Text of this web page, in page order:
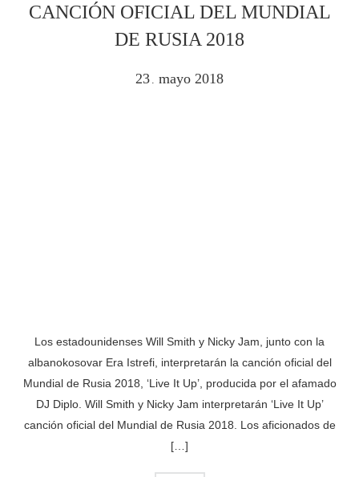
CANCIÓN OFICIAL DEL MUNDIAL
DE RUSIA 2018
23 mayo 2018
Los estadounidenses Will Smith y Nicky Jam, junto con la
albanokosovar Era Istrefi, interpretarán la canción oficial del
Mundial de Rusia 2018, ‘Live It Up’, producida por el afamado
DJ Diplo. Will Smith y Nicky Jam interpretarán ‘Live It Up’
canción oficial del Mundial de Rusia 2018. Los aficionados de
[…]